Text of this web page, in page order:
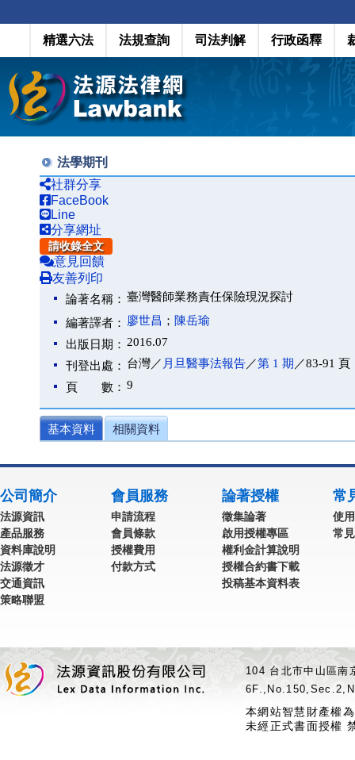
精選六法 法規查詢 司法判解 行政函釋
法學期刊
社群分享
FaceBook
Line
分享網址
請收錄全文
意見回饋
友善列印
論著名稱： 臺灣醫師業務責任保險現況探討
編著譯者： 廖世昌 ； 陳岳瑜
出版日期： 2016.07
刊登出處： 台灣／ 月旦醫事法報告／第 1 期 ／83-91 頁
頁 數： 9
基本資料 相關資料
公司簡介
法源資訊
產品服務
資料庫說明
法源徵才
交通資訊
策略聯盟
會員服務
申請流程
會員條款
授權費用
付款方式
論著授權
徵集論著
啟用授權專區
權利金計算說明
授權合約書下載
投稿基本資料表
常
使
常
104 台北市中山區
本網站智慧財產權
未經正式書面授權